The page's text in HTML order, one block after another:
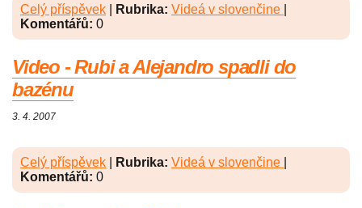
Celý příspěvek Rubrika: Videá v slovenčine
Komentářů: 0
Video - Rubi a Alejandro spadli do
bazénu
3. 4. 2007
Celý příspěvek Rubrika: Videá v slovenčine
Komentářů: 0